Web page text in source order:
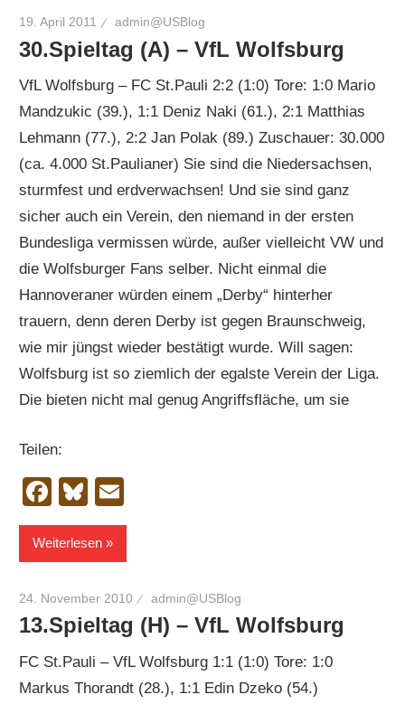
19. April 2011 admin@USBlog
30.Spieltag (A) – VfL Wolfsburg
VfL Wolfsburg – FC St.Pauli 2:2 (1:0) Tore: 1:0 Mario
Mandzukic (39.), 1:1 Deniz Naki (61.), 2:1 Matthias
Lehmann (77.), 2:2 Jan Polak (89.) Zuschauer: 30.000
(ca. 4.000 St.Paulianer) Sie sind die Niedersachsen,
sturmfest und erdverwachsen! Und sie sind ganz
sicher auch ein Verein, den niemand in der ersten
Bundesliga vermissen würde, außer vielleicht VW und
die Wolfsburger Fans selber. Nicht einmal die
Hannoveraner würden einem „Derby“ hinterher
trauern, denn deren Derby ist gegen Braunschweig,
wie mir jüngst wieder bestätigt wurde. Will sagen:
Wolfsburg ist so ziemlich der egalste Verein der Liga.
Die bieten nicht mal genug Angriffsfläche, um sie
Teilen:
Facebook
Bluesky
Weiterlesen
24. November 2010 admin@USBlog
13.Spieltag (H) – VfL Wolfsburg
FC St.Pauli – VfL Wolfsburg 1:1 (1:0) Tore: 1:0
Markus Thorandt (28.), 1:1 Edin Dzeko (54.)